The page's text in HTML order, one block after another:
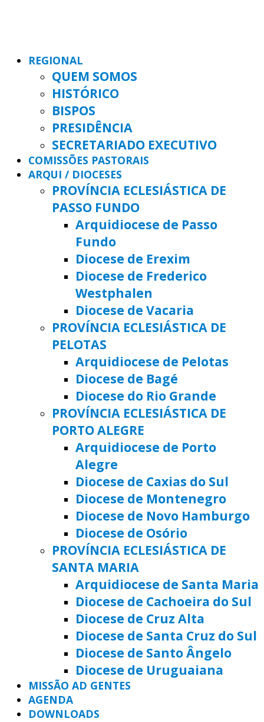
REGIONAL
QUEM SOMOS
HISTÓRICO
BISPOS
PRESIDÊNCIA
SECRETARIADO EXECUTIVO
COMISSÕES PASTORAIS
ARQUI / DIOCESES
PROVÍNCIA ECLESIÁSTICA DE
PASSO FUNDO
Arquidiocese de Passo
Fundo
Diocese de Erexim
Diocese de Frederico
Westphalen
Diocese de Vacaria
PROVÍNCIA ECLESIÁSTICA DE
PELOTAS
Arquidiocese de Pelotas
Diocese de Bagé
Diocese do Rio Grande
PROVÍNCIA ECLESIÁSTICA DE
PORTO ALEGRE
Arquidiocese de Porto
Alegre
Diocese de Caxias do Sul
Diocese de Montenegro
Diocese de Novo Hamburgo
Diocese de Osório
PROVÍNCIA ECLESIÁSTICA DE
SANTA MARIA
Arquidiocese de Santa Maria
Diocese de Cachoeira do Sul
Diocese de Cruz Alta
Diocese de Santa Cruz do Sul
Diocese de Santo Ângelo
Diocese de Uruguaiana
MISSÃO AD GENTES
AGENDA
DOWNLOADS